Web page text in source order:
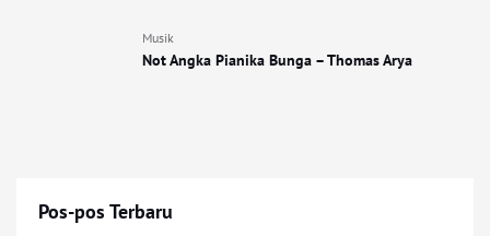
Musik
Not Angka Pianika Bunga – Thomas Arya
Pos-pos Terbaru